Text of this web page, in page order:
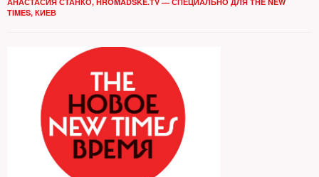
убийство. Кому и зачем оно могло понадобиться — разбирался
TIMES, КИЕВ